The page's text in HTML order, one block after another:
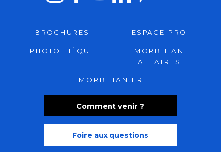
Comment venir ?
Foire aux questions
BROCHURES ESPACE PRO
PHOTOTHÈQUE
MORBIHAN
AFFAIRES
MORBIHAN.FR